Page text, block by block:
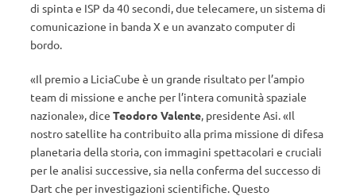
di spinta e ISP da 40 secondi, due telecamere, un sistema di
comunicazione in banda X e un avanzato computer di
bordo.
«Il premio a LiciaCube è un grande risultato per l’ampio
team di missione e anche per l’intera comunità spaziale
nazionale», dice Teodoro Valente, presidente Asi. «Il
nostro satellite ha contribuito alla prima missione di difesa
planetaria della storia, con immagini spettacolari e cruciali
per le analisi successive, sia nella conferma del successo di
Dart che per investigazioni scientifiche. Questo